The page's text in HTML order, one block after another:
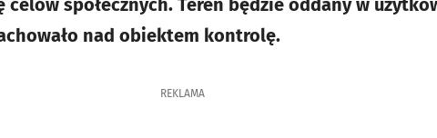
celów społecznych. Teren będzie oddany w
nad obiektem kontrolę.
REKLAMA